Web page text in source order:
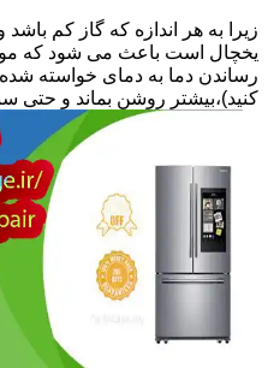
زیرا به هر اندازه که گاز کم
یخچال است باعث می شود که
رساندن دما به دمای خواسته
کنید)،بیشتر روشن بماند و حتی